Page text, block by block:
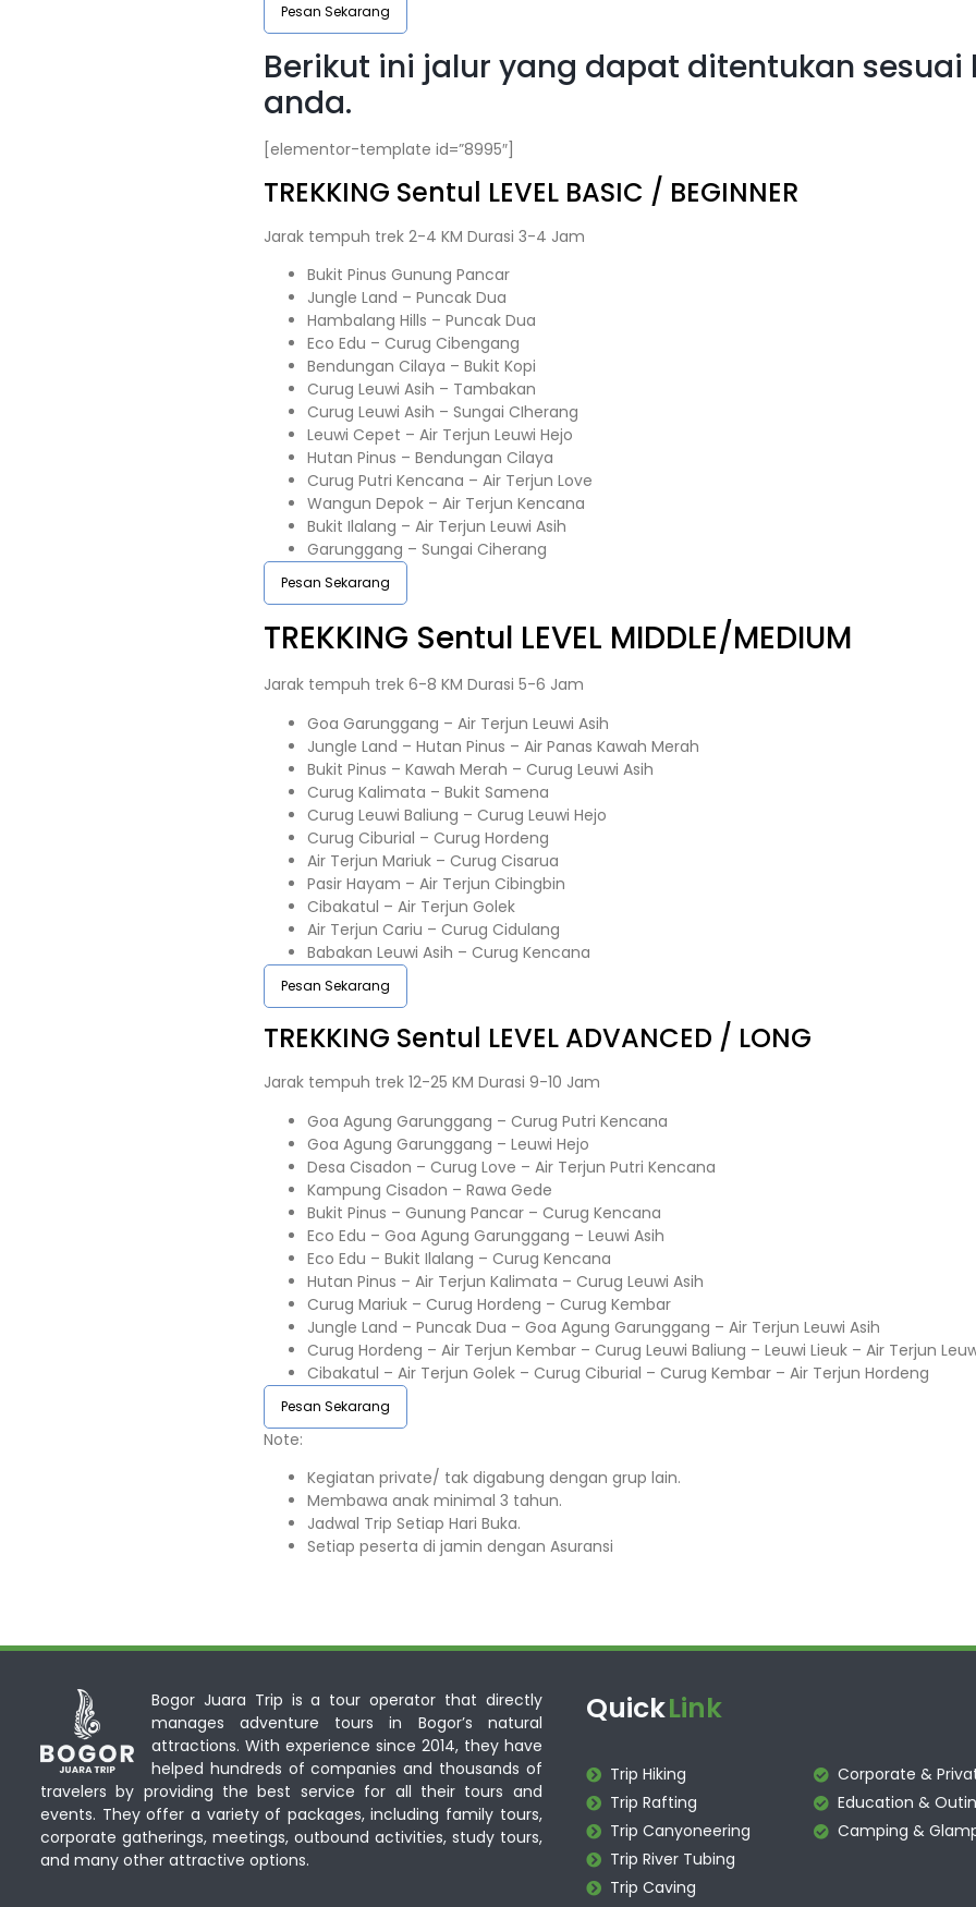
Pesan Sekarang
Berikut ini jalur yang dapat ditentukan
anda.
[elementor-template id=”8995″]
TREKKING Sentul LEVEL BASIC / BEGINNER
Jarak tempuh trek 2-4 KM Durasi 3-4 Jam
Bukit Pinus Gunung Pancar
Jungle Land – Puncak Dua
Hambalang Hills – Puncak Dua
Eco Edu – Curug Cibengang
Bendungan Cilaya – Bukit Kopi
Curug Leuwi Asih – Tambakan
Curug Leuwi Asih – Sungai CIherang
Leuwi Cepet – Air Terjun Leuwi Hejo
Hutan Pinus – Bendungan Cilaya
Curug Putri Kencana – Air Terjun Love
Wangun Depok – Air Terjun Kencana
Bukit Ilalang – Air Terjun Leuwi Asih
Garunggang – Sungai Ciherang
Pesan Sekarang
TREKKING Sentul LEVEL MIDDLE/MEDIUM
Jarak tempuh trek 6-8 KM Durasi 5-6 Jam
Goa Garunggang – Air Terjun Leuwi Asih
Jungle Land – Hutan Pinus – Air Panas Kawah Merah
Bukit Pinus – Kawah Merah – Curug Leuwi Asih
Curug Kalimata – Bukit Samena
Curug Leuwi Baliung – Curug Leuwi Hejo
Curug Ciburial – Curug Hordeng
Air Terjun Mariuk – Curug Cisarua
Pasir Hayam – Air Terjun Cibingbin
Cibakatul – Air Terjun Golek
Air Terjun Cariu – Curug Cidulang
Babakan Leuwi Asih – Curug Kencana
Pesan Sekarang
TREKKING Sentul LEVEL ADVANCED / LONG
Jarak tempuh trek 12-25 KM Durasi 9-10 Jam
Goa Agung Garunggang – Curug Putri Kencana
Goa Agung Garunggang – Leuwi Hejo
Desa Cisadon – Curug Love – Air Terjun Putri Kencana
Kampung Cisadon – Rawa Gede
Bukit Pinus – Gunung Pancar – Curug Kencana
Eco Edu – Goa Agung Garunggang – Leuwi Asih
Eco Edu – Bukit Ilalang – Curug Kencana
Hutan Pinus – Air Terjun Kalimata – Curug Leuwi Asih
Curug Mariuk – Curug Hordeng – Curug Kembar
Jungle Land – Puncak Dua – Goa Agung Garunggang – Air Terjun Leuwi Asih
Curug Hordeng – Air Terjun Kembar – Curug Leuwi Baliung – Leuwi Lieuk – Air Terjun
Cibakatul – Air Terjun Golek – Curug Ciburial – Curug Kembar – Air Terjun Hordeng
Pesan Sekarang
Note:⁣⁣
Kegiatan private/ tak digabung dengan grup lain.
Membawa anak minimal 3 tahun.⁣⁣
Jadwal Trip Setiap Hari Buka.⁣⁣
Setiap peserta di jamin dengan Asuransi ⁣⁣
Bogor Juara Trip is a tour operator that directly
manages adventure tours in Bogor’s natural
attractions. With experience since 2014, they have
helped hundreds of companies and thousands of
travelers by providing the best service for all their tours and
events. They offer a variety of packages, including family tours,
corporate gatherings, meetings, outbound activities, study tours,
and many other attractive options.
QuickLink
Trip Hiking
Trip Rafting
Trip Canyoneering
Trip River Tubing
Trip Caving
Corporate &
Education &
Camping &